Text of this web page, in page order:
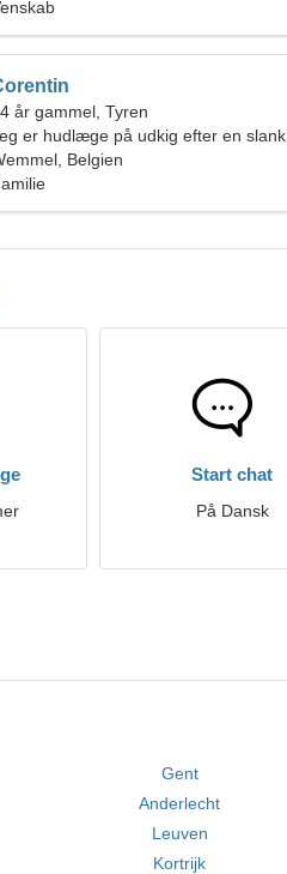
år gammel, Tyren
er hudlæge på udkig efter en slank
Belgien
Start chat
På Dansk
Gent
Anderlecht
Leuven
Kortrijk